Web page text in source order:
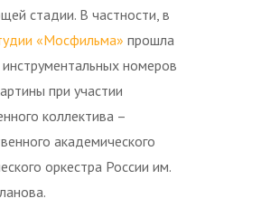
стадии. В частности, в
«Мосфильма» прошла
инструментальных номеров
при участии
коллектива –
академического
оркестра России им.